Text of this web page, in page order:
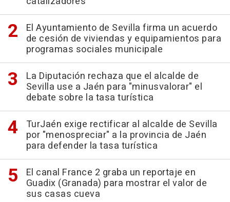
El Ayuntamiento de Sevilla firma un acuerdo
de cesión de viviendas y equipamientos para
programas sociales municipale
La Diputación rechaza que el alcalde de
Sevilla use a Jaén para "minusvalorar" el
debate sobre la tasa turística
TurJaén exige rectificar al alcalde de Sevilla
por "menospreciar" a la provincia de Jaén
para defender la tasa turística
El canal France 2 graba un reportaje en
Guadix (Granada) para mostrar el valor de
sus casas cueva